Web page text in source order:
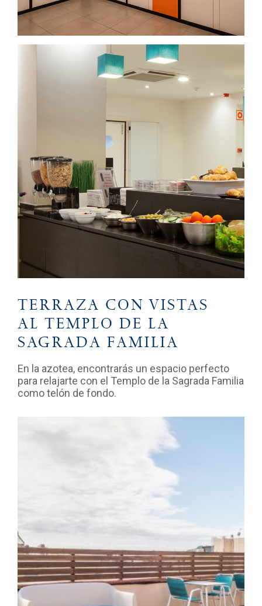
TERRAZA CON VISTAS
AL TEMPLO DE LA
SAGRADA FAMILIA
En la azotea, encontrarás un espacio perfecto
para relajarte con el Templo de la Sagrada Familia
como telón de fondo.